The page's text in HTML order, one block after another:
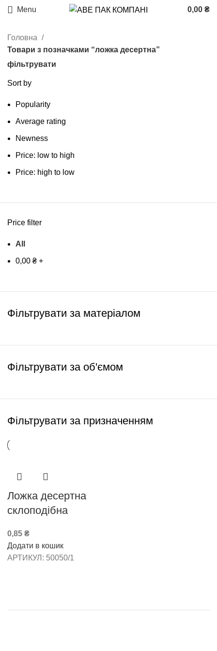
Menu 0,00 ₴
Головна
Товари з позначками “ложка десертна”
фільтрувати
Sort by
Popularity
Average rating
Newness
Price: low to high
Price: high to low
Price filter
All
0,00 ₴ +
Фільтрувати за матеріалом
Фільтрувати за об'ємом
Фільтрувати за призначенням
Ложка десертна
склоподібна
0,85 ₴
Додати в кошик
АРТИКУЛ: 50050/1